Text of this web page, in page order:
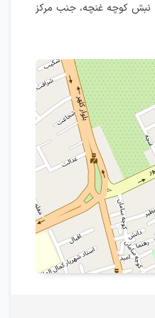
خیابان۱۷شهریور، نبش کوچه غنچه، جنب مرکز